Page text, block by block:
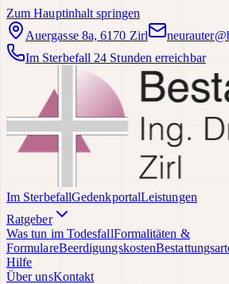
Zum Hauptinhalt springen
Auergasse 8a, 6170 Zirl
Im Sterbefall 24 Stunden erreichbar
Im SterbefallGedenkportalLeistungen
Ratgeber
Was tun im TodesfallFormalitäten &
FormulareBeerdigungskosten
Hilfe
Über unsKontakt